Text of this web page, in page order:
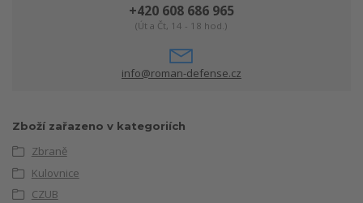
+420 608 686 965
(Út a Čt, 14 - 18 hod.)
info@roman-defense.cz
Zboží zařazeno v kategoriích
Zbraně
Kulovnice
CZUB